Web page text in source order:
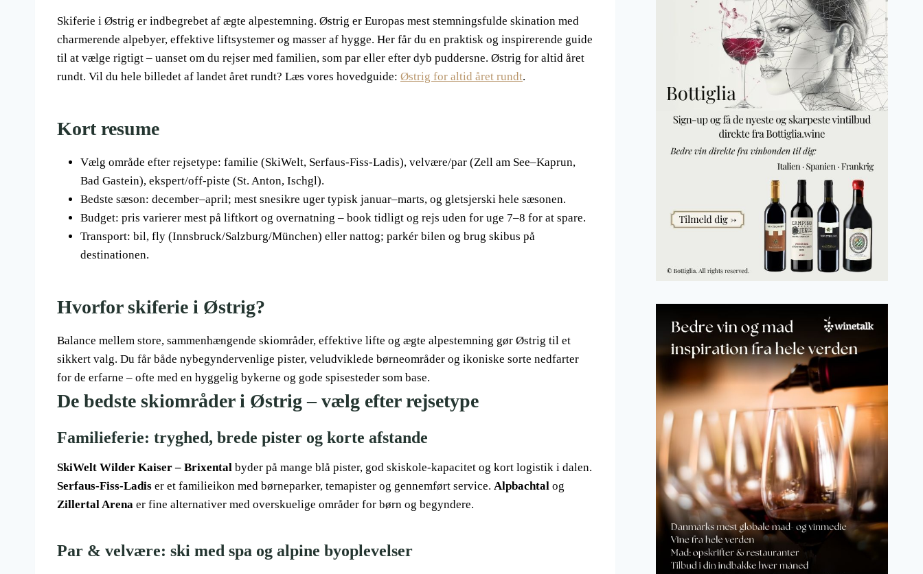
Skiferie i Østrig er indbegrebet af ægte alpestemning. Østrig er Europas mest stemningsfulde skination med
charmerende alpebyer, effektive liftsystemer og masser af hygge. Her får du en praktisk og inspirerende guide
til at vælge rigtigt – uanset om du rejser med familien, som par eller efter dyb puddersne. Østrig for altid året
rundt. Vil du hele billedet af landet året rundt? Læs vores hovedguide: Østrig for altid året rundt.
Kort resume
Vælg område efter rejsetype: familie (SkiWelt, Serfaus-Fiss-Ladis), velvære/par (Zell am See–Kaprun,
Bad Gastein), ekspert/off-piste (St. Anton, Ischgl).
Bedste sæson: december–april; mest snesikre uger typisk januar–marts, og gletsjerski hele sæsonen.
Budget: pris varierer mest på liftkort og overnatning – book tidligt og rejs uden for uge 7–8 for at spare.
Transport: bil, fly (Innsbruck/Salzburg/München) eller nattog; parkér bilen og brug skibus på
destinationen.
Hvorfor skiferie i Østrig?
Balance mellem store, sammenhængende skiområder, effektive lifte og ægte alpestemning gør Østrig til et
sikkert valg. Du får både nybegyndervenlige pister, veludviklede børneområder og ikoniske sorte nedfarter
for de erfarne – ofte med en hyggelig bykerne og gode spisesteder som base.
De bedste skiområder i Østrig – vælg efter rejsetype
Familieferie: tryghed, brede pister og korte afstande
SkiWelt Wilder Kaiser – Brixental byder på mange blå pister, god skiskole-kapacitet og kort logistik i dalen.
Serfaus-Fiss-Ladis er et familieikon med børneparker, temapister og gennemført service. Alpbachtal og
Zillertal Arena er fine alternativer med overskuelige områder for børn og begyndere.
Par & velvære: ski med spa og alpine byoplevelser